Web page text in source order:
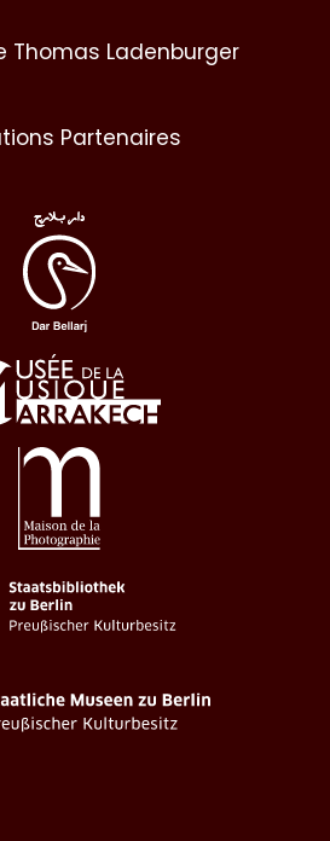
Thomas Ladenburger
Partenaires